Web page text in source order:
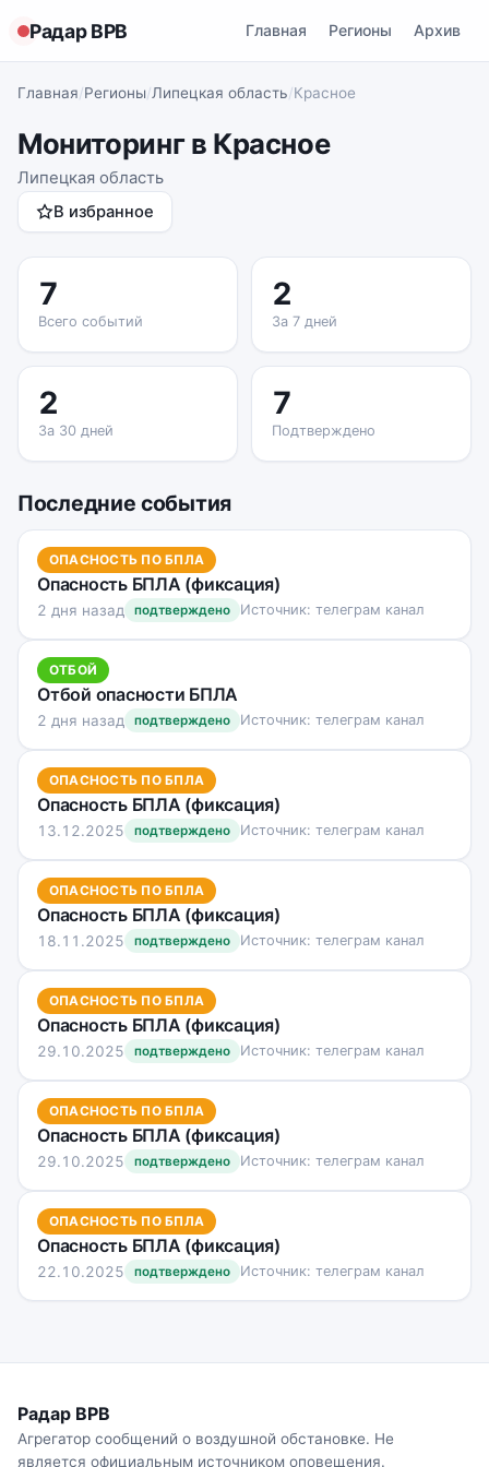
Радар ВРВ Главная Регионы Архив
Главная/Регионы/Липецкая область/Красное
Мониторинг в Красное
Липецкая область
В избранное
7
Всего событий
2
За 7 дней
2
За 30 дней
7
Подтверждено
Последние события
ОПАСНОСТЬ ПО БПЛА
Опасность БПЛА (фиксация)
2 дня назад подтверждено Источник: телеграм канал
ОТБОЙ
Отбой опасности БПЛА
2 дня назад подтверждено Источник: телеграм канал
ОПАСНОСТЬ ПО БПЛА
Опасность БПЛА (фиксация)
13.12.2025 подтверждено Источник: телеграм канал
ОПАСНОСТЬ ПО БПЛА
Опасность БПЛА (фиксация)
18.11.2025 подтверждено Источник: телеграм канал
ОПАСНОСТЬ ПО БПЛА
Опасность БПЛА (фиксация)
29.10.2025 подтверждено Источник: телеграм канал
ОПАСНОСТЬ ПО БПЛА
Опасность БПЛА (фиксация)
29.10.2025 подтверждено Источник: телеграм канал
ОПАСНОСТЬ ПО БПЛА
Опасность БПЛА (фиксация)
22.10.2025 подтверждено Источник: телеграм канал
Радар ВРВ
Агрегатор сообщений о воздушной обстановке. Не
является официальным источником оповещения.